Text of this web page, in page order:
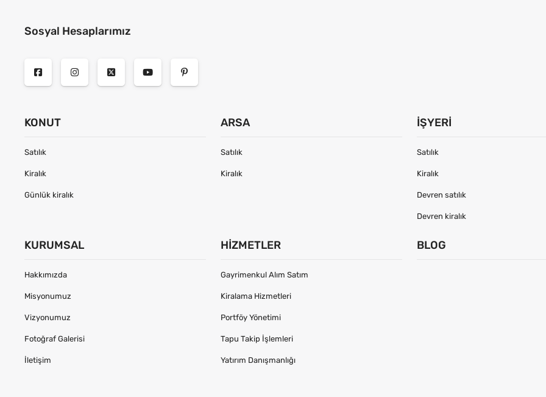
Sosyal Hesaplarımız
KONUT
Satılık
Kiralık
Günlük kiralık
ARSA
Satılık
Kiralık
İŞYERI
Satılık
Kiralık
Devren satılık
Devren kiralık
KURUMSAL
Hakkımızda
Misyonumuz
Vizyonumuz
Fotoğraf Galerisi
İletişim
HIZMETLER
Gayrimenkul Alım Satım
Kiralama Hizmetleri
Portföy Yönetimi
Tapu Takip İşlemleri
Yatırım Danışmanlığı
BLOG